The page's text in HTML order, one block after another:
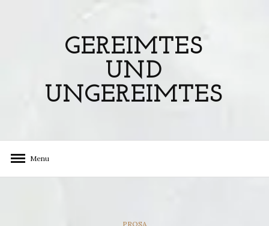
GEREIMTES
UND
UNGEREIMTES
Menu
CATEGORIES
PROSA